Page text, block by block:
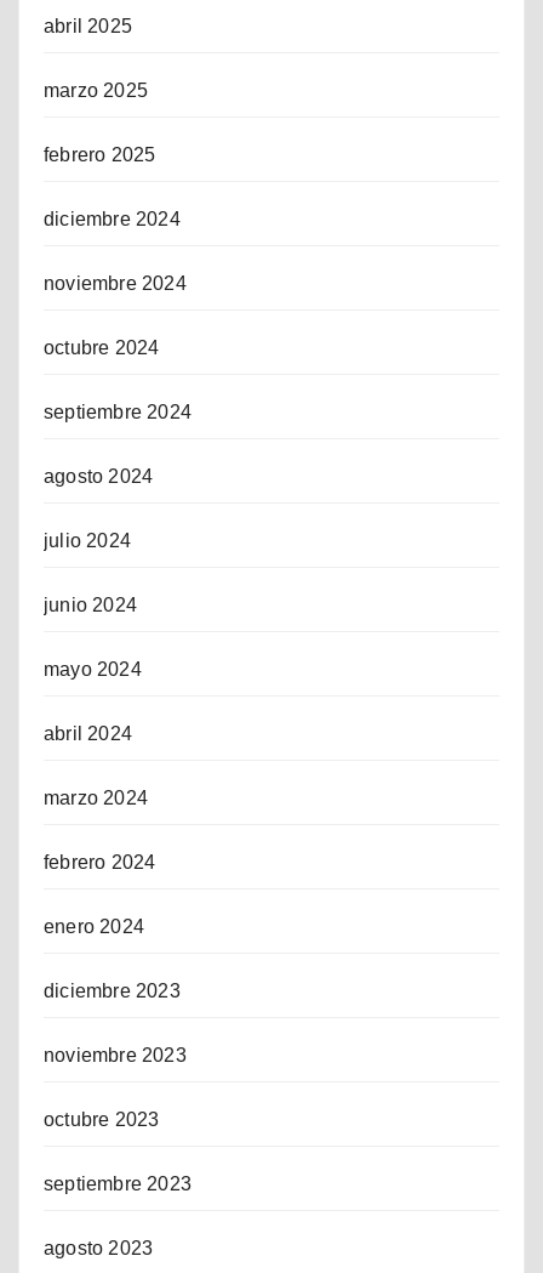
abril 2025
marzo 2025
febrero 2025
diciembre 2024
noviembre 2024
octubre 2024
septiembre 2024
agosto 2024
julio 2024
junio 2024
mayo 2024
abril 2024
marzo 2024
febrero 2024
enero 2024
diciembre 2023
noviembre 2023
octubre 2023
septiembre 2023
agosto 2023